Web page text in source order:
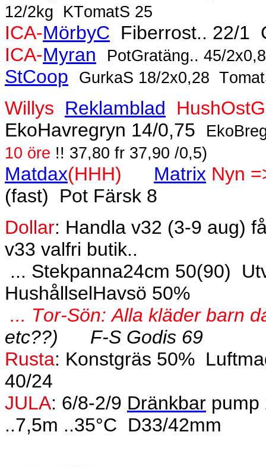
12/2kg KTomatS 25
ICA-MörbyC Fiberrost.. 22/1
ICA-Myran PotGratäng.. 45/2x0,8
StCoop GurkaS 18/2x0,28
Willys Reklamblad
EkoHavregryn 14/0,75
10 öre !! 37,80 fr 37,90 /0,5)
Matdax(HHH) Matrix Nyn
(fast)
Pot Färsk 8
Dollar: Handla v32 (3-9 aug)
v33 valfri butik..
... Stekpanna24cm 50(90)
HushållselHavsö 50%
... Tor-Sön: Alla kläder barn
etc??)
F-S Godis 69
Rusta: Konstgräs 50%
40/24
JULA: 6/8-2/9 Dränkbar pump
..7,5m ..35°C D33/42mm